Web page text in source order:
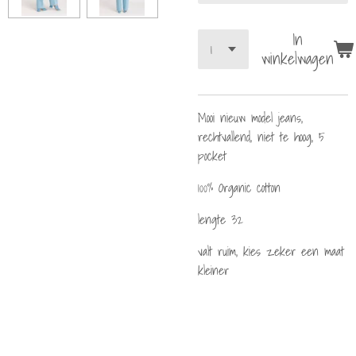
In
winkelwagen
Mooi nieuw model jeans,
rechtvallend, niet te hoog, 5
pocket
100% Organic cotton
lengte 32
valt ruim, kies zeker een maat
kleiner